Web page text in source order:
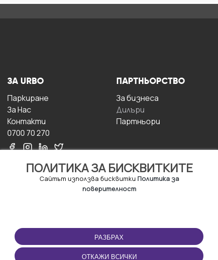
ПОЛИТИКА ЗА БИСКВИТКИТЕ
Сайтът използва бисквитки Политика за
поверителност
РАЗБРАХ
ОТКАЖИ ВСИЧКИ
ЗА URBO
Паркиране
За Hас
Контакти
0700 70 270
ПАРТНЬОРСТВО
За бизнесa
Дилъри
Партньори
ПОЛЗВАНЕ
Правила и условия за
ползване
ПРИЛОЖЕНИЕТО